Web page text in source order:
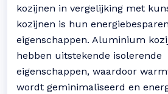
kozijnen in vergelijking met
kozijnen is hun
eigenschappen. Aluminium
hebben uitstekende isolerende
eigenschappen, waardoor
wordt geminimaliseerd en